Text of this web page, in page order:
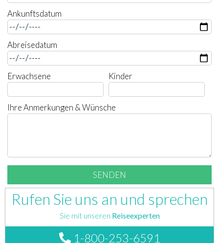
Ankunftsdatum
Abreisedatum
Erwachsene Kinder
Ihre Anmerkungen & Wünsche
Rufen Sie uns an und sprechen
Sie mit unseren Reiseexperten
1-800-253-6591